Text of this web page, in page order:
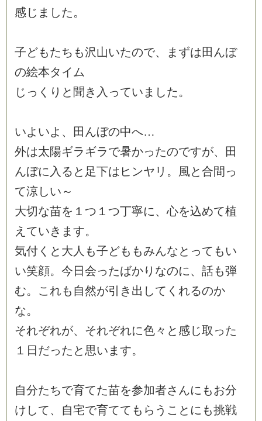
感 じ ま した。
子どもたち も沢山いたので、 ま ずは 田 んぼ
の絵本タ イ ム
じ っ く り と 聞 き 入 ってい ま した。
いよ いよ 、 田 んぼの中へ…
外は太陽ギラ ギラで暑かったのですが、
田
んぼに 入 る と 足下は ヒ ンヤ リ 。 風と合間 っ
て涼しい ～
大切な苗を １ つ １ つ丁寧に、心を込めて植
え ていき ま す。
気付 く と 大 人 も子ども もみんなと って もい
い笑顔。 今 日 会ったばかり なのに、 話も弾
む。 こ れも 自然が引 き 出 して く れるのか
な。
それぞれが、 それぞれに色々 と 感 じ取 った
１ 日 だった と 思い ま す。
自分たちで育てた苗を参加者さ んに も お分
け して、 自宅で育てて も ら う こ と に も挑戦